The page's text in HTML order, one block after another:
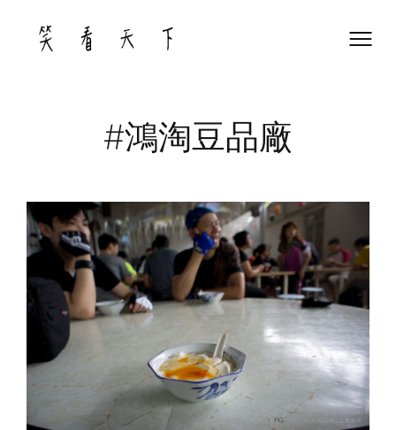
content
#鴻淘豆品廠